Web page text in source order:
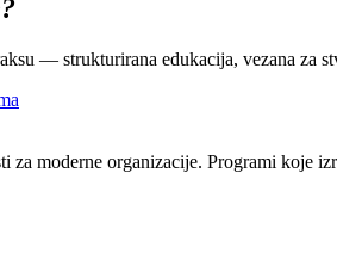
— strukturirana edukacija, vezana za
za moderne organizacije. Programi koje